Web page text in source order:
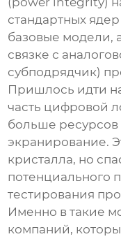
стандартных
базовые модели,
связке с
субподрядчик)
Пришлось идти
часть цифровой
больше
экранирование.
кристалла, но
потенциального
тестирования
Именно в такие
компаний,